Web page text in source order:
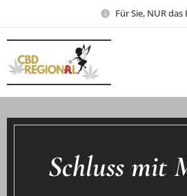
Für Sie, NUR das
Schluss mit